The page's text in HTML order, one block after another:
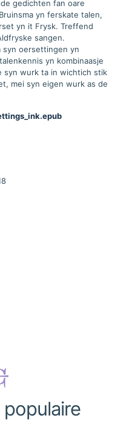
gedichten fan oare
yn ferskate talen,
yn it Frysk. Treffend
sangen.
syn oersettingen yn
yn kombinaasje
syn wurk ta in wichtich stik
mei syn eigen wurk as de